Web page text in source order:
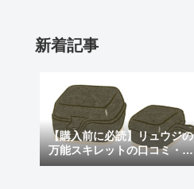
新着記事
【購入前に必読】リュウジの
万能スキレットの口コミ・評
判まとめ｜後悔しないための